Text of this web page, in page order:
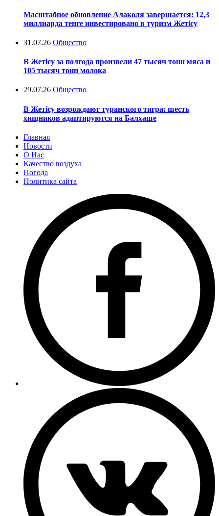
Масштабное обновление Алаколя завершается: 12,3
миллиарда тенге инвестировано в туризм Жетісу
31.07.26 Общество
В Жетісу за полгода произвели 47 тысяч тонн мяса и
105 тысяч тонн молока
29.07.26 Общество
В Жетісу возрождают туранского тигра: шесть
хищников адаптируются на Балхаше
Главная
Новости
О Нас
Качество воздуха
Погода
Политика сайта